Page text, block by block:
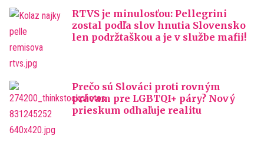
RTVS je minulosťou: Pellegrini
zostal podľa slov hnutia Slovensko
len podržtaškou a je v službe mafii!
Prečo sú Slováci proti rovným
právam pre LGBTQI+ páry? Nový
prieskum odhaľuje realitu